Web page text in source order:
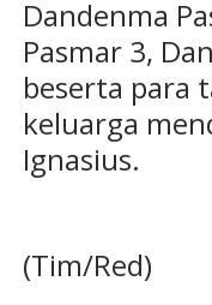
Dandenma
Pasmar 3,
beserta para
keluarga
Ignasius.
(Tim/Red)